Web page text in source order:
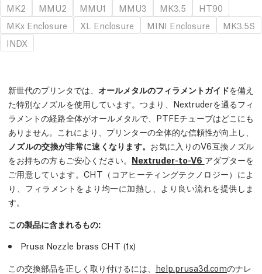
MK2
MMU2 MMU1 MMU3 MK3.5
HT90
MKx Enclosure
XL Enclosure MINI Enclosure
MK3.5S
INDX
新世代のプリンタでは、 オールメタルのフィラメントガイドを備え
た特別なノズルを使用しています。つまり、Nextruderを通るフィ
ラメントの経路全体がオールメタルで、PTFEチューブはどこにも
ありません。これにより、プリンターの全体的な信頼性が向上し、
ノズルの交換が非常に速くなります。 お気に入りのV6互換ノズル
をお持ちの方もご安心ください。 Nextruder-to-V6 アダプターを
ご用意しています。CHT（コアヒーティングテクノロジー）によ
り、フィラメントをより均一に加熱し、より良い流れを提供しま
す。
この製品に含まれるもの:
Prusa Nozzle brass CHT (1x)
この交換部品を正しく取り付けるには、 help.prusa3d.comのナレ